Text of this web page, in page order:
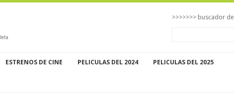
>>>>>>> buscador
ESTRENOS DE CINE PELICULAS DEL 2024 PELICULAS DEL 2025